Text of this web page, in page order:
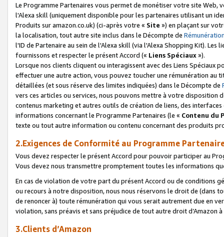
Le Programme Partenaires vous permet de monétiser votre site Web,
l'Alexa skill (uniquement disponible pour les partenaires utilisant un
Produits sur amazon.co.uk) (ci-après votre « Site ») en plaçant sur
la localisation, tout autre site inclus dans le Décompte de
l'ID de Partenaire au sein de l'Alexa skill (via l'Alexa Shopping Kit).
fournissons et respecter le présent Accord (« Liens Spéciaux»).
Lorsque nos clients cliquent ou interagissent avec des Liens Spéciaux
effectuer une autre action, vous pouvez toucher une rémunération
détaillées (et sous réserve des limites indiquées) dans le Décompte de
vers ces articles ou services, nous pouvons mettre à votre disposition
contenus marketing et autres outils de création de liens, des
informations concernant le Programme Partenaires (le « Contenu du
texte ou tout autre information ou contenu concernant des produits
2.Exigences de Conformité au Programme
Vous devez respecter le présent Accord pour pouvoir participer au
Vous devez nous transmettre promptement toutes les informations
En cas de violation de votre part du présent Accord ou de conditions
ou recours à notre disposition, nous nous réservons le droit de (dans
de renoncer à) toute rémunération qui vous serait autrement due en
violation, sans préavis et sans préjudice de tout autre droit
3.Clients d’Amazon